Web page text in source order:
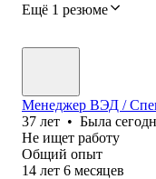
Ещё 1 резюме
Менеджер ВЭД /
37 лет • Была
Не ищет работу
Общий опыт
14 лет 6 месяцев